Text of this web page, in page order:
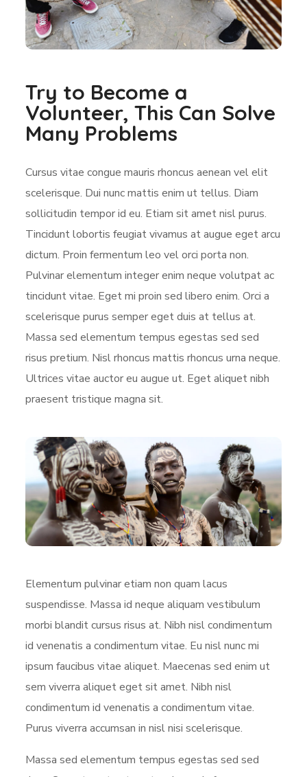
Try to Become a
Volunteer, This Can Solve
Many Problems
Cursus vitae congue mauris rhoncus aenean vel elit
scelerisque. Dui nunc mattis enim ut tellus. Diam
sollicitudin tempor id eu. Etiam sit amet nisl purus.
Tincidunt lobortis feugiat vivamus at augue eget arcu
dictum. Proin fermentum leo vel orci porta non.
Pulvinar elementum integer enim neque volutpat ac
tincidunt vitae. Eget mi proin sed libero enim. Orci a
scelerisque purus semper eget duis at tellus at.
Massa sed elementum tempus egestas sed sed
risus pretium. Nisl rhoncus mattis rhoncus urna neque.
Ultrices vitae auctor eu augue ut. Eget aliquet nibh
praesent tristique magna sit.
Elementum pulvinar etiam non quam lacus
suspendisse. Massa id neque aliquam vestibulum
morbi blandit cursus risus at. Nibh nisl condimentum
id venenatis a condimentum vitae. Eu nisl nunc mi
ipsum faucibus vitae aliquet. Maecenas sed enim ut
sem viverra aliquet eget sit amet. Nibh nisl
condimentum id venenatis a condimentum vitae.
Purus viverra accumsan in nisl nisi scelerisque.
Massa sed elementum tempus egestas sed sed